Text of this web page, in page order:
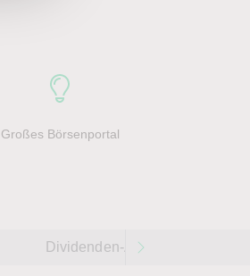
Großes Börsenportal
Dividenden-Aktien weltweit